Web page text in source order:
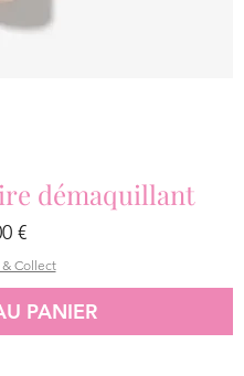
démaquillant
€
Collect
PANIER